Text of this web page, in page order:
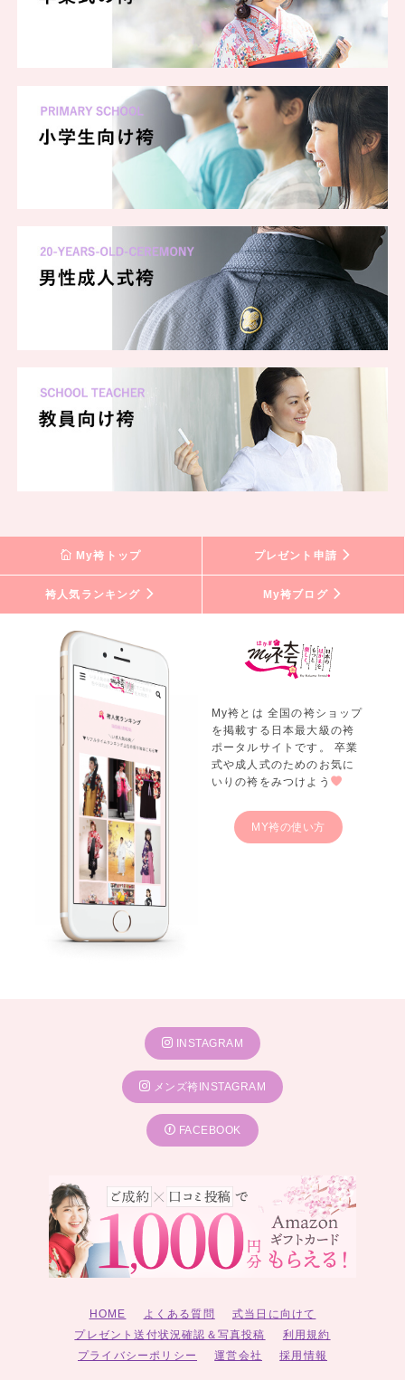
My袴トップ プレゼント申請
袴人気ランキング My袴ブログ
My袴とは 全国の袴ショップ
を掲載する日本最大級の袴
ポータルサイトです。 卒業
式や成人式のためのお気に
いりの袴をみつけよう
MY袴の使い方
INSTAGRAM
メンズ袴INSTAGRAM
FACEBOOK
HOME よくある質問
式当日に向けて
プレゼント送付状況確認＆写真投稿
利用規約
プライバシーポリシー
運営会社 採用情報